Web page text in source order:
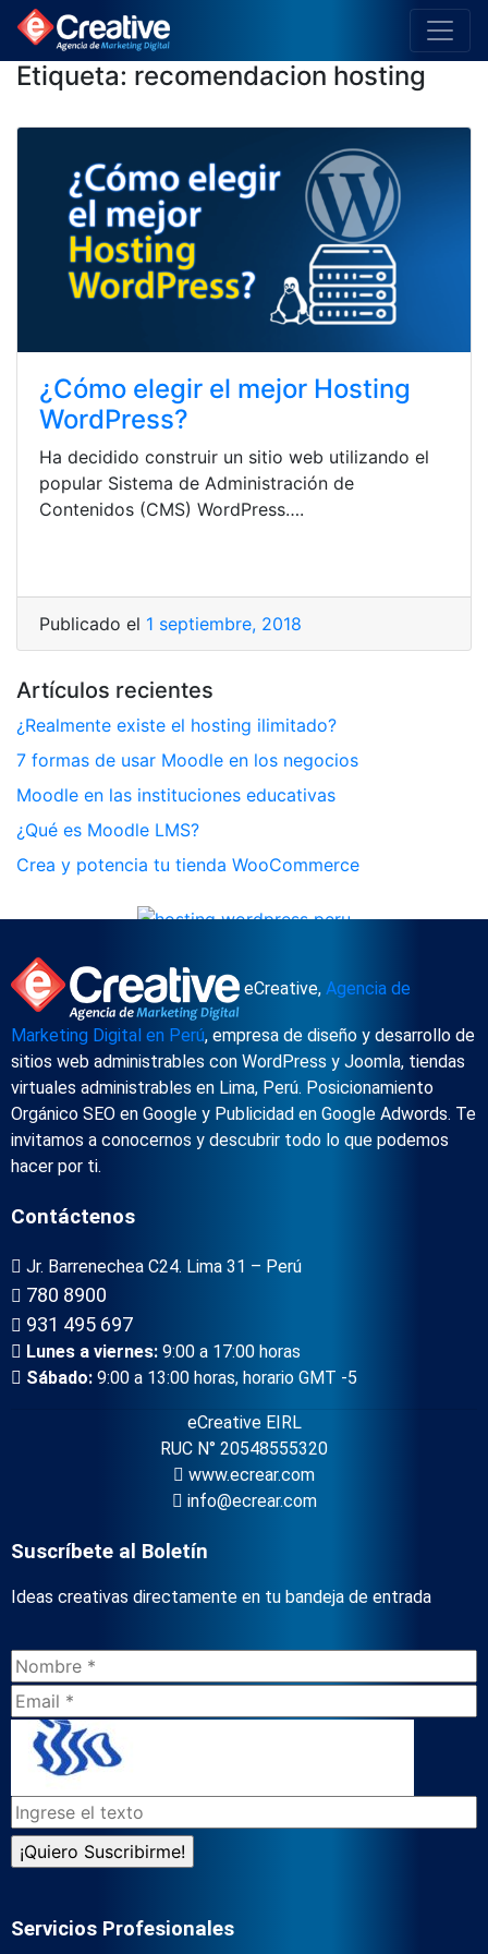
Etiqueta: recomendacion hosting
¿Cómo elegir el mejor Hosting
WordPress?
Ha decidido construir un sitio web utilizando el
popular Sistema de Administración de
Contenidos (CMS) WordPress….
Publicado el 1 septiembre, 2018
Artículos recientes
¿Realmente existe el hosting ilimitado?
7 formas de usar Moodle en los negocios
Moodle en las instituciones educativas
¿Qué es Moodle LMS?
Crea y potencia tu tienda WooCommerce
eCreative, Agencia de
Marketing Digital en Perú, empresa de diseño y desarrollo de
sitios web administrables con WordPress y Joomla, tiendas
virtuales administrables en Lima, Perú. Posicionamiento
Orgánico SEO en Google y Publicidad en Google Adwords. Te
invitamos a conocernos y descubrir todo lo que podemos
hacer por ti.
Contáctenos
Jr. Barrenechea C24. Lima 31 – Perú
780 8900
931 495 697
Lunes a viernes: 9:00 a 17:00 horas
Sábado: 9:00 a 13:00 horas, horario GMT -5
eCreative EIRL
RUC N° 20548555320
www.ecrear.com
info@ecrear.com
Suscríbete al Boletín
Ideas creativas directamente en tu bandeja de entrada
Servicios Profesionales